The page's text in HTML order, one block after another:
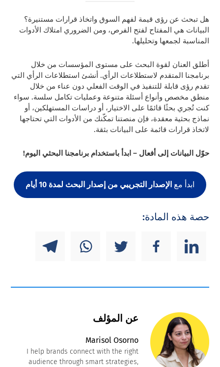
هل تبحث عن رؤى قيمة لفهم السوق واتخاذ قرارات مستنيرة؟
البيانات هي المفتاح لفتح الفرص، ومن الضروري امتلاك الأدوات
المناسبة لجمعها وتحليلها.
أطلق العنان لقوة البحث على مستوى المؤسسات من خلال
برنامجنا المتقدم لاستطلاعات الرأي. أنشئ استطلاعات الرأي التي
تقدم رؤى قابلة للتنفيذ في الوقت الفعلي دون عناء من خلال
منطق مخصص وأنواع أسئلة متنوعة وعمليات تكامل سلسة. سواء
كنت تُجري بحثًا قائمًا على الاختيار، أو دراسات المستهلكين، أو
نماذج بحثية معقدة، فإن منصتنا تمكّنك من الأدوات التي تحتاجها
لاتخاذ قرارات قائمة على البيانات بثقة.
حوّل البيانات إلى أفعال – ابدأ باستخدام برنامجنا البحثي اليوم!
ابدأ مع الإصدار التجريبي من إصدار البحث لمدة 10 أيام
حصة هذه المادة:
عن المؤلف
Marisol Osorno
I help brands connect with the right
audience through smart strategies,